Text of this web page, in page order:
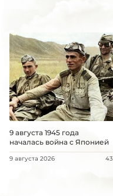
9 августа 1945 года
началась война с Японией
9 августа 2026 43